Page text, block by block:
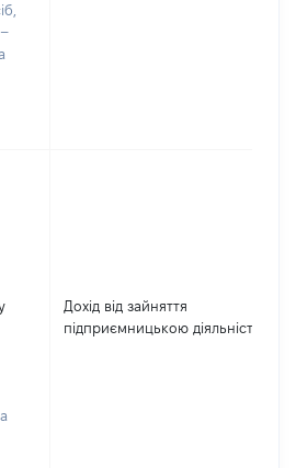
Дохід від зайняття
підприємницькою діяльністю